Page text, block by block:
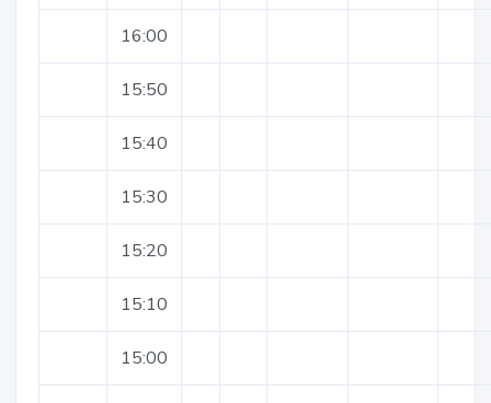
16:00
15:50
15:40
15:30
15:20
15:10
15:00